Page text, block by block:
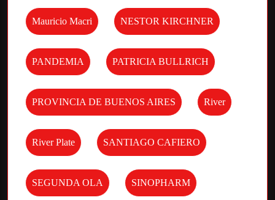
Mauricio Macri NESTOR KIRCHNER
PANDEMIA PATRICIA BULLRICH
PROVINCIA DE BUENOS AIRES River
River Plate SANTIAGO CAFIERO
SEGUNDA OLA SINOPHARM